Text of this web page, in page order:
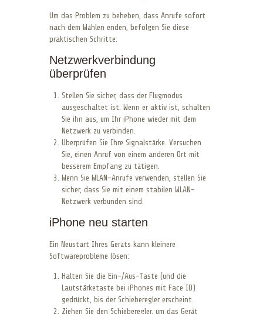
Um das Problem zu beheben, dass Anrufe sofort
nach dem Wählen enden, befolgen Sie diese
praktischen Schritte:
Netzwerkverbindung
überprüfen
Stellen Sie sicher, dass der Flugmodus
ausgeschaltet ist. Wenn er aktiv ist, schalten
Sie ihn aus, um Ihr iPhone wieder mit dem
Netzwerk zu verbinden.
Überprüfen Sie Ihre Signalstärke. Versuchen
Sie, einen Anruf von einem anderen Ort mit
besserem Empfang zu tätigen.
Wenn Sie WLAN-Anrufe verwenden, stellen Sie
sicher, dass Sie mit einem stabilen WLAN-
Netzwerk verbunden sind.
iPhone neu starten
Ein Neustart Ihres Geräts kann kleinere
Softwareprobleme lösen:
Halten Sie die Ein-/Aus-Taste (und die
Lautstärketaste bei iPhones mit Face ID)
gedrückt, bis der Schieberegler erscheint.
Ziehen Sie den Schieberegler, um das Gerät